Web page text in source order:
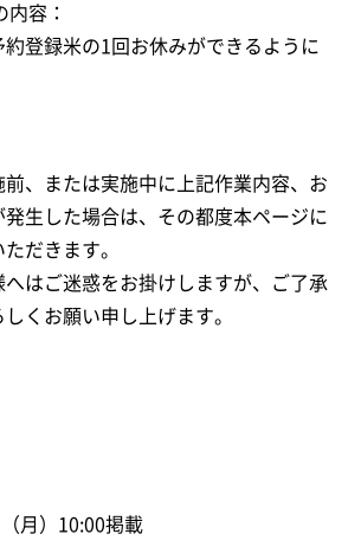
内容：
約登録米の1回お休みができるように
前、または実施中に上記作業内容、お
発生した場合は、その都度本ページに
だきます。
へはご迷惑をお掛けしますが、ご了承
くお願い申し上げます。
月）10:00掲載